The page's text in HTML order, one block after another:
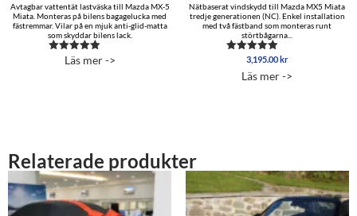
Avtagbar vattentät lastväska till Mazda MX-5
Miata. Monteras på bilens bagagelucka med
fästremmar. Vilar på en mjuk anti-glid-matta
som skyddar bilens lack.
Betygsatt
Läs mer ->
Nätbaserat vindskydd till Mazda MX5 Miata
tredje generationen (NC). Enkel installation
med två fästband som monteras runt
störtbågarna...
Betygsatt
av 5
3,195.00kr
Läs mer ->
Relaterade produkter